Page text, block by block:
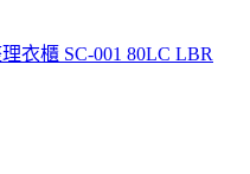
衣櫃 SC-001 80LC LBR